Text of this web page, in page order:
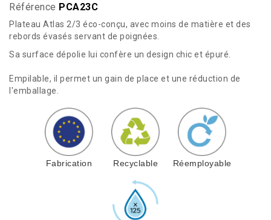
Référence PCA23C
Plateau Atlas 2/3 éco-conçu, avec moins de matière et des
rebords évasés servant de poignées.
Sa surface dépolie lui confère un design chic et épuré.
Empilable, il permet un gain de place et une réduction de
l'emballage.
Fabrication Recyclable Réemployable